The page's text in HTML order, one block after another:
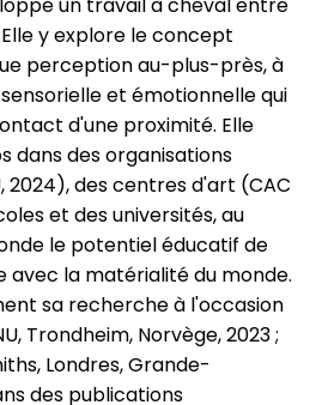
y explore le concept
perception au-plus-près, à
et émotionnelle qui
d'une proximité. Elle
dans des organisations
2024), des centres d'art (CAC
et des universités, au
le potentiel éducatif de
la matérialité du monde.
sa recherche à l'occasion
Trondheim, Norvège, 2023 ;
Londres, Grande-
des publications